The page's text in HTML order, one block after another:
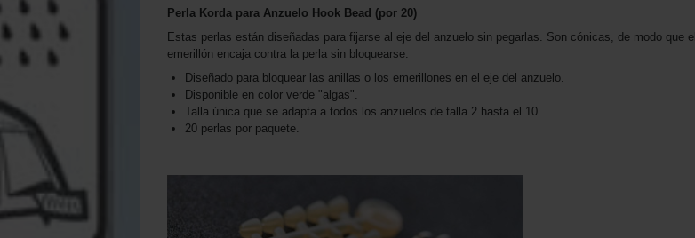
Perla Korda para Anzuelo Hook Bead (por 20)
Estas perlas están diseñadas para fijarse al eje del anzuelo sin pegarlas. Son cónicas, de modo que el
emerillón encaja contra la perla sin bloquearse.
Diseñado para bloquear las anillas o los emerillones en el eje del anzuelo.
Disponible en color verde "algas".
Talla única que se adapta a todos los anzuelos de talla 2 hasta el 10.
20 perlas por paquete.